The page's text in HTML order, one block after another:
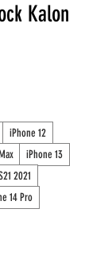
Kalon
iPhone 12
iPhone 13
2021
14 Pro